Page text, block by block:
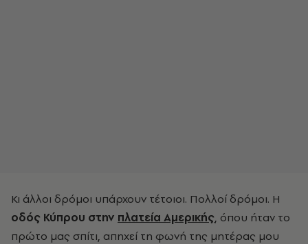
Κι άλλοι δρόμοι υπάρχουν τέτοιοι. Πολλοί δρόμοι. Η
οδός Κύπρου στην πλατεία Αμερικής, όπου ήταν το
πρώτο μας σπίτι, απηχεί τη φωνή της μητέρας μου